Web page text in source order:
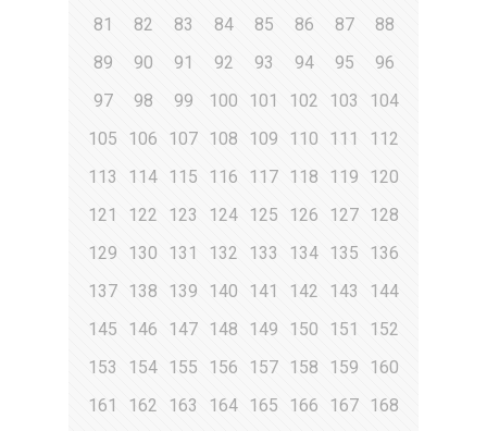
81
82 83 84 85 86 87
88
89
90 91 92 93 94 95
96
97
98 99 100 101 102 103
104
105
106 107 108 109 110 111
112
113
114 115 116 117 118 119
120
121
122 123 124 125 126 127 128
129
130 131 132 133 134 135
136
137 138 139 140 141 142 143
144
145
146 147 148 149 150 151
152
153
154 155 156 157 158 159
160
161
162 163 164 165 166 167 168